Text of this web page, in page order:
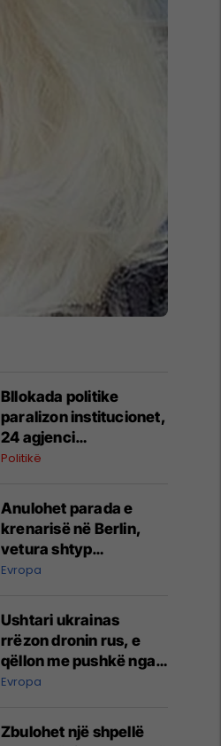
Bllokada politike
paralizon institucionet,
24 agjenci
funksionojnë me
ose jo të plota
Politikë
Anulohet parada e
krenarisë në Berlin,
vetura shtyp
pjesëmarrësit –
lënduar
Evropa
Ushtari ukrainas
rrëzon dronin rus, e
qëllon me pushkë nga
kabina e aeroplanit
Evropa
Zbulohet një shpellë